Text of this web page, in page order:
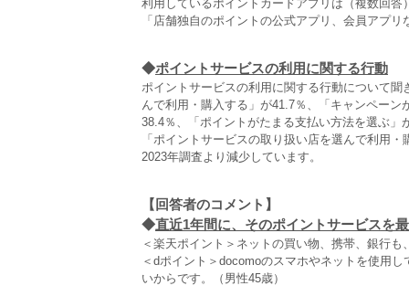
利用しているポイントカードアプリは（複数回
「店舗独自のポイントの公式アプリ、会員アプ
◆ポイントサービスの利用に関する行動
ポイントサービスの利用に関する行動について
んで利用・購入する」が41.7％、「キャンペー
38.4％、「ポイントがたまる支払い方法を選ぶ」
「ポイントサービスの取り扱い店を選んで利用
2023年調査より減少しています。
【回答者のコメント】
◆直近1年間に、そのポイントサービスを
＜楽天ポイント＞ネットの買い物、携帯、銀行
＜dポイント＞docomoのスマホやネットを使用
いからです。（男性45歳）